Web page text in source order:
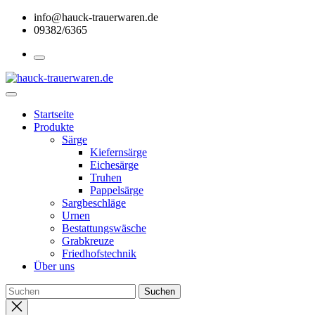
Skip
content
info@hauck-trauerwaren.de
09382/6365
Startseite
Produkte
Särge
Kiefernsärge
Eichesärge
Truhen
Pappelsärge
Sargbeschläge
Urnen
Bestattungswäsche
Grabkreuze
Friedhofstechnik
Über uns
Close